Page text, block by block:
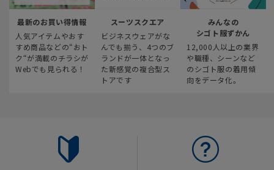
最新のお買い得情報
人気アイテムやおす
すめ商品などの“おト
ク“が満載のチラシが
Webでも見られる！
スーツスクエア
ビジネスウェアがな
んでも揃う、4つのブ
ランドが一体となっ
た新感覚の複合型ス
トアです
みんなの
シゴト服ずかん
12,000人以上の業界
や職種、シーンなど
のシゴト服の着用傾
向をデータ化。